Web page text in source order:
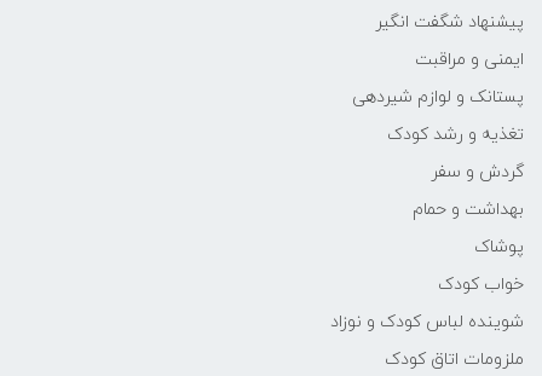
پیشنهاد شگفت انگیر
ایمنی و مراقبت
پستانک و لوازم شیردهی
تغذیه و رشد کودک
گردش و سفر
بهداشت و حمام
پوشاک
خواب کودک
شوینده لباس کودک و نوزاد
ملزومات اتاق کودک